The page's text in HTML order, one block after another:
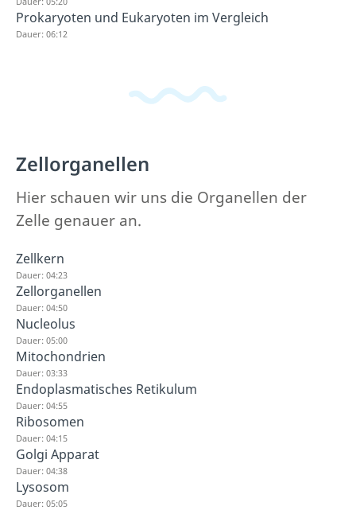
Prokaryoten und Eukaryoten im Vergleich
Dauer: 06:12
Zellorganellen
Hier schauen wir uns die Organellen der
Zelle genauer an.
Zellkern
Dauer: 04:23
Zellorganellen
Dauer: 04:50
Nucleolus
Dauer: 05:00
Mitochondrien
Dauer: 03:33
Endoplasmatisches Retikulum
Dauer: 04:55
Ribosomen
Dauer: 04:15
Golgi Apparat
Dauer: 04:38
Lysosom
Dauer: 05:05